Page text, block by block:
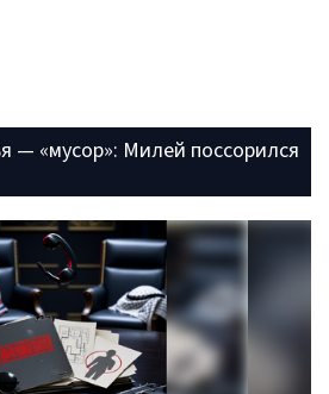
— «мусор»: Милей поссорился